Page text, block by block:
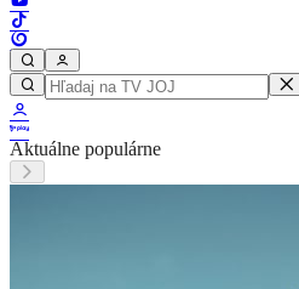
Aktuálne populárne